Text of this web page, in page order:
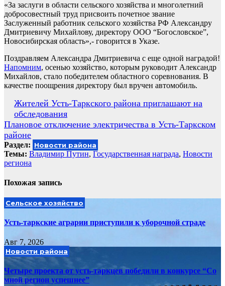
«За заслуги в области сельского хозяйства и многолетний
добросовестный труд присвоить почетное звание
Заслуженный работник сельского хозяйства РФ Александру
Дмитриевичу Михайлову, директору ООО “Богословское”,
Новосибирская область»,- говорится в Указе.
Поздравляем Александра Дмитриевича с еще одной наградой!
Напомним, осенью хозяйство, которым руководит Александр
Михайлов, стало победителем областного соревнования. В
качестве поощрения директору был вручен автомобиль.
Навигация
по
записям
Жителей Усть-Таркского района приглашают на
обследования
Плановое отключение электричества в Усть-Таркском
районе
Раздел: Новости района
Темы: Владимир Путин, Государственная награда, Новости
региона
Похожая запись
Сельское хозяйство
Усть-таркские аграрии приступили к уборочной страде
Авг 7, 2026
Новости района
Четыре проекта от усть-таркцев победили в конкурсе “Со
мной регион успешнее”